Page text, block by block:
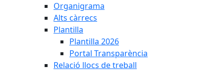
Organigrama
Alts càrrecs
Plantilla
Plantilla 2026
Portal Transparència
Relació llocs de treball